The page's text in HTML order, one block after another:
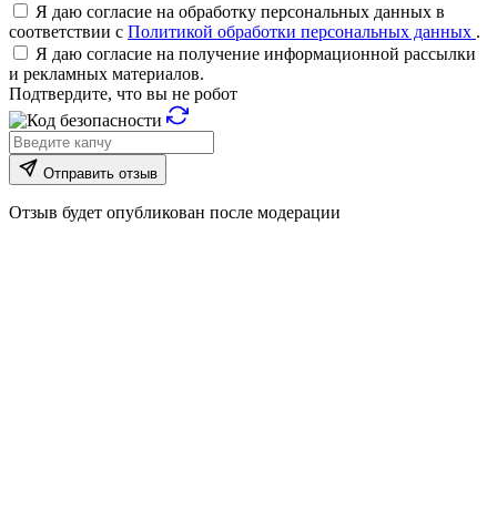
Я даю согласие на обработку персональных данных в
соответствии с Политикой обработки персональных данных .
Я даю согласие на получение информационной рассылки
и рекламных материалов.
Подтвердите, что вы не робот
Отправить отзыв
Отзыв будет опубликован после модерации